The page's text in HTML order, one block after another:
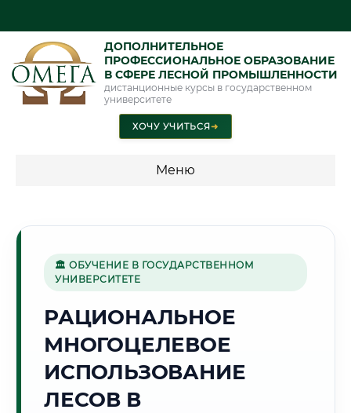
ДОПОЛНИТЕЛЬНОЕ
ПРОФЕССИОНАЛЬНОЕ ОБРАЗОВАНИЕ
В СФЕРЕ ЛЕСНОЙ ПРОМЫШЛЕННОСТИ
дистанционные курсы в государственном
университете
ХОЧУ УЧИТЬСЯ➜
Меню
промышленность"
🌲
Г. СЫКТЫВКАР
Точное местное время:
11:36:52
🏛 ОБУЧЕНИЕ В ГОСУДАРСТВЕННОМ
УНИВЕРСИТЕТЕ
РАЦИОНАЛЬНОЕ
МНОГОЦЕЛЕВОЕ
ИСПОЛЬЗОВАНИЕ
ЛЕСОВ В